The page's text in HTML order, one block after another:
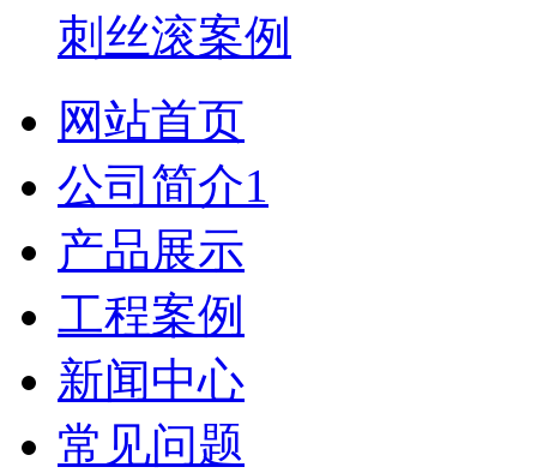
刺丝滚案例
网站首页
公司简介1
产品展示
工程案例
新闻中心
常见问题